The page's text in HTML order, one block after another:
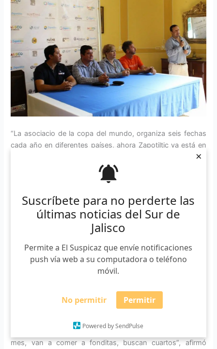
Suscríbete para no perderte las
últimas noticias del Sur de
Jalisco
Permite a El Suspicaz que envíe notificaciones
push vía web a su computadora o teléfono
móvil.
No permitir Permitir
Powered by SendPulse
×
“La asociacio de la copa del mundo, organiza seis fechas
cada año en diferentes países, ahora Zapotiltic ya está en
este calendario. En esta asociación hay más de 50 países.
La atención de los pilotos ya está en Zapotiltic, porque la
próxima competencia es aquí. Vamos a esperar que los
Miguel Gutiérrez Fernández, integrante de la asociación
Alas del Hombre.
Ucrania, Bulgaria, Canadá, Estados Unidos, Suecia,
México, Venezuela, Colombia, que sumarán entre 70 y 100
competidores en total. De Jalisco habrá al menos 8
“El parapentista viaja por todo el mundo para volar, ellos
porque les gusta quedarse en los pueblos alrededor de un
mes, van a comer a fonditas, buscan cuartos”, afirmó